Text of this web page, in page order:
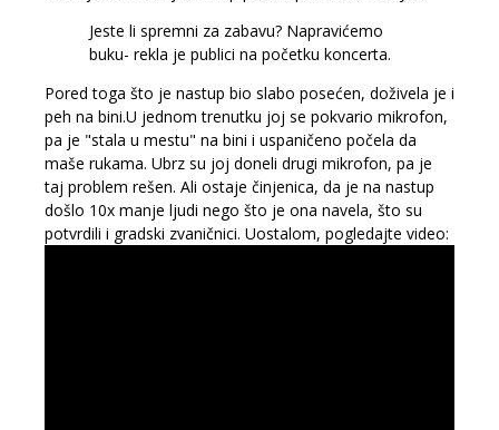
Jeste li spremni za zabavu? Napravićemo
buku- rekla je publici na početku koncerta.
Pored toga što je nastup bio slabo posećen, doživela je i
peh na bini.U jednom trenutku joj se pokvario mikrofon,
pa je "stala u mestu" na bini i uspaničeno počela da
maše rukama. Ubrz su joj doneli drugi mikrofon, pa je
taj problem rešen. Ali ostaje činjenica, da je na nastup
došlo 10x manje ljudi nego što je ona navela, što su
potvrdili i gradski zvaničnici. Uostalom, pogledajte video: